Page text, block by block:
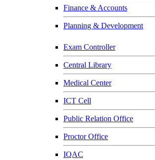
Finance & Accounts
Planning & Development
Exam Controller
Central Library
Medical Center
ICT Cell
Public Relation Office
Proctor Office
IQAC